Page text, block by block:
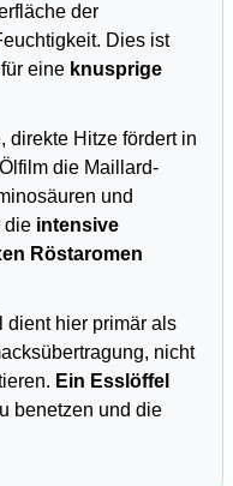
der
Dies ist
eine knusprige
direkte Hitze fördert in
die Maillard-
und
die intensive
Röstaromen
dient hier primär als
nicht
Ein Esslöffel
benetzen und die